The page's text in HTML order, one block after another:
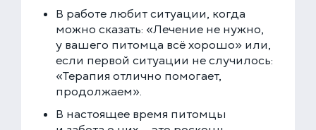
В работе любит ситуации, когда
можно сказать: «Лечение не нужно,
у вашего питомца всё хорошо» или,
если первой ситуации не случилось:
«Терапия отлично помогает,
продолжаем».
В настоящее время питомцы